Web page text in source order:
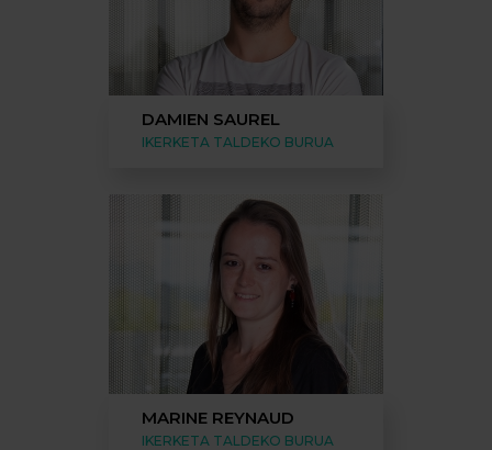
DAMIEN SAUREL
IKERKETA TALDEKO BURUA
MARINE REYNAUD
IKERKETA TALDEKO BURUA